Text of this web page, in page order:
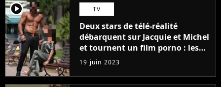
player2 TV
Deux stars de télé-réalité
débarquent sur Jacquie et Michel
et tournent un film porno : les
premières images du tournage
(exclu)
19 juin 2023